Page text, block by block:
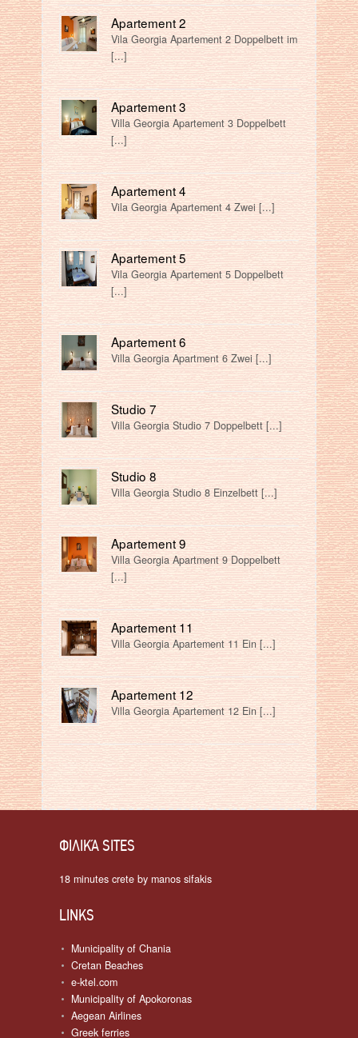
Apartement 2
Vila Georgia Apartement 2 Doppelbett im
[...]
Apartement 3
Villa Georgia Apartement 3 Doppelbett
[...]
Apartement 4
Vila Georgia Apartement 4 Zwei [...]
Apartement 5
Vila Georgia Apartement 5 Doppelbett
[...]
Apartement 6
Villa Georgia Apartment 6 Zwei [...]
Studio 7
Villa Georgia Studio 7 Doppelbett [...]
Studio 8
Villa Georgia Studio 8 Einzelbett [...]
Apartement 9
Villa Georgia Apartment 9 Doppelbett
[...]
Apartement 11
Villa Georgia Apartement 11 Ein [...]
Apartement 12
Villa Georgia Apartement 12 Ein [...]
ΦΙΛΙΚΆ SITES
18 minutes crete by manos sifakis
LINKS
Municipality of Chania
Cretan Beaches
e-ktel.com
Municipality of Apokoronas
Aegean Airlines
Greek ferries